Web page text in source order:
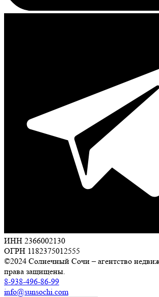
ИНН 2366002130
ОГРН 1182375012555
©2024 Солнечный Сочи – агентство
права защищены.
8-938-496-86-99
info@sunsochi.com